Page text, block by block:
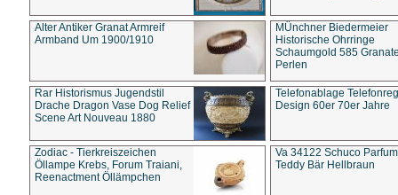
Alter Antiker Granat Armreif
Armband Um 1900/1910
MÜnchner Biedermeier
Historische Ohrringe
Schaumgold 585
Perlen
Rar Historismus Jugendstil
Drache Dragon Vase Dog Relief
Scene Art Nouveau 1880
Telefonablage
Design 60er 70er Jahre
Zodiac - Tierkreiszeichen
Öllampe Krebs, Forum Traiani,
Reenactment Öllämpchen
Va 34122 Schuco
Teddy Bär Hellbraun